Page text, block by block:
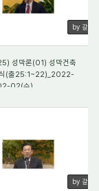
by 갈렙
성막론(01) 성막건축
식(출25:1~22)_2022-
02(수)
by 갈렙